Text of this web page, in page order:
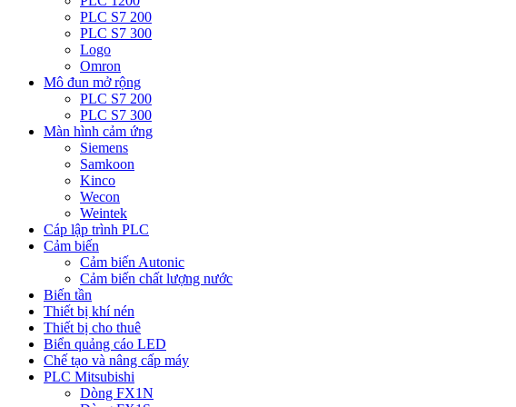
PLC S7 200
PLC S7 300
Logo
Omron
Mô đun mở rộng
PLC S7 200
PLC S7 300
Màn hình cảm ứng
Siemens
Samkoon
Kinco
Wecon
Weintek
Cáp lập trình PLC
Cảm biến
Cảm biến Autonic
Cảm biến chất lượng nước
Biến tần
Thiết bị khí nén
Thiết bị cho thuê
Biển quảng cáo LED
Chế tạo và nâng cấp máy
PLC Mitsubishi
Dòng FX1N